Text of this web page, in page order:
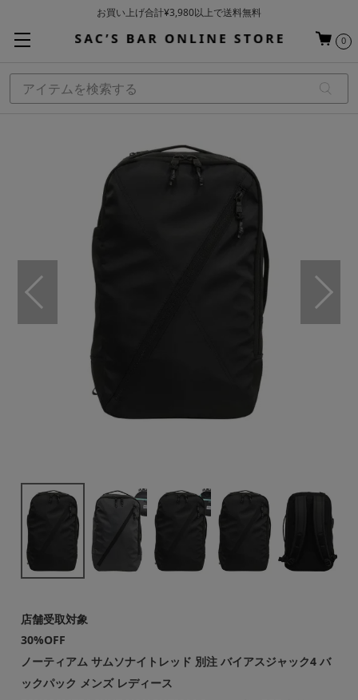
お買い上げ合計¥3,980以上で送料無料
当日～翌営業日を目安に順次発送（一部お取り寄せ商品を除く）
0
店舗受取対象
30%OFF
ノーティアム サムソナイトレッド 別注 バイアスジャック4 バ
ックパック メンズ レディース